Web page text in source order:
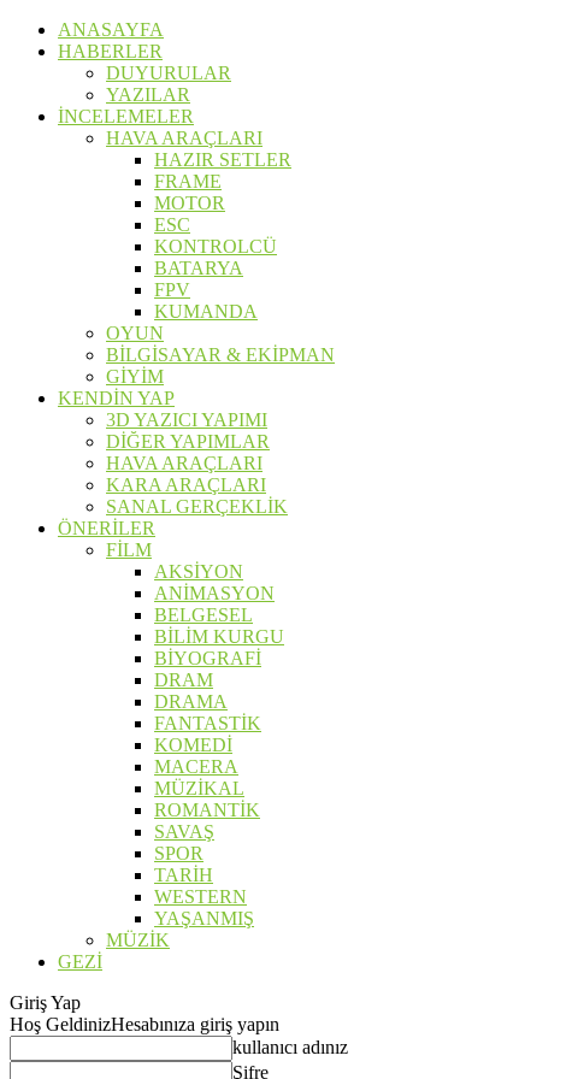
ANASAYFA
HABERLER
DUYURULAR
YAZILAR
İNCELEMELER
HAVA ARAÇLARI
HAZIR SETLER
FRAME
MOTOR
ESC
KONTROLCÜ
BATARYA
FPV
KUMANDA
OYUN
BİLGİSAYAR & EKİPMAN
GİYİM
KENDİN YAP
3D YAZICI YAPIMI
DİĞER YAPIMLAR
HAVA ARAÇLARI
KARA ARAÇLARI
SANAL GERÇEKLİK
ÖNERİLER
FİLM
AKSİYON
ANİMASYON
BELGESEL
BİLİM KURGU
BİYOGRAFİ
DRAM
DRAMA
FANTASTİK
KOMEDİ
MACERA
MÜZİKAL
ROMANTİK
SAVAŞ
SPOR
TARİH
WESTERN
YAŞANMIŞ
MÜZİK
GEZİ
Giriş Yap
Hoş GeldinizHesabınıza giriş yapın
kullanıcı adınız
Şifre